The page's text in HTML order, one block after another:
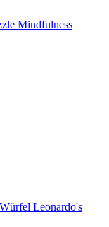
Mindfulness
Leonardo's